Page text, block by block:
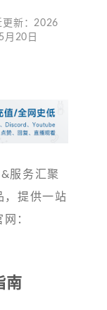
更新：2026
月20日
服务汇聚
，提供一站
：
南